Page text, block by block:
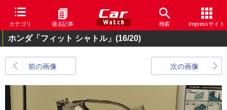
カテゴリ 過去記事 検索 Impressサイト
ホンダ「フィット シャトル」 (16/20)
前の画像 次の画像